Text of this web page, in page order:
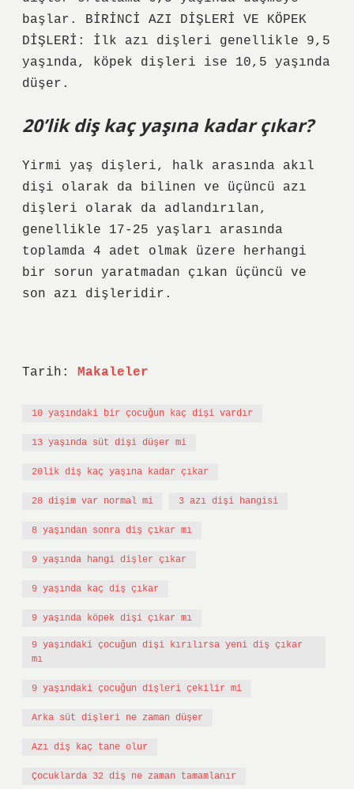
başlar. BİRİNCİ AZI DİŞLERİ VE KÖPEK
DİŞLERİ: İlk azı dişleri genellikle 9,5
yaşında, köpek dişleri ise 10,5 yaşında
düşer.
20’lik diş kaç yaşına kadar çıkar?
Yirmi yaş dişleri, halk arasında akıl
dişi olarak da bilinen ve üçüncü azı
dişleri olarak da adlandırılan,
genellikle 17-25 yaşları arasında
toplamda 4 adet olmak üzere herhangi
bir sorun yaratmadan çıkan üçüncü ve
son azı dişleridir.
Tarih: Makaleler
10 yaşındaki bir çocuğun kaç dişi vardır
13 yaşında süt dişi düşer mi
20lik diş kaç yaşına kadar çıkar
28 dişim var normal mi 3 azı dişi hangisi
8 yaşından sonra diş çıkar mı
9 yaşında hangi dişler çıkar
9 yaşında kaç diş çıkar
9 yaşında köpek dişi çıkar mı
9 yaşındaki çocuğun dişi kırılırsa yeni diş çıkar
mı
9 yaşındaki çocuğun dişleri çekilir mi
Arka süt dişleri ne zaman düşer
Azı diş kaç tane olur
Çocuklarda 32 diş ne zaman tamamlanır